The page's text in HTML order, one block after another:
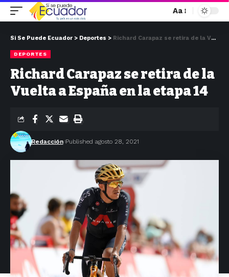
Aa
Si Se Puede Ecuador > Deportes > Richard Carapaz se retira de la Vuelta a España en la etapa 14
DEPORTES
Richard Carapaz se retira de la
Vuelta a España en la etapa 14
Redacción Published agosto 28, 2021